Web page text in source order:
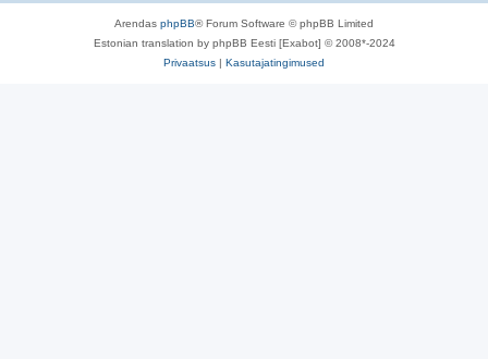
Arendas phpBB® Forum Software © phpBB Limited
Estonian translation by phpBB Eesti [Exabot] © 2008*-2024
Privaatsus | Kasutajatingimused